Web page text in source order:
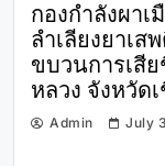
กองกำลังผา
ลำเลียงยาเ
ขบวนการเสี
หลวง จังหวัด
Admin July